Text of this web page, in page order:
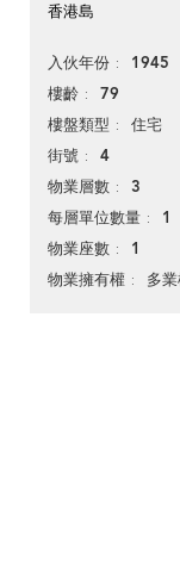
香港島
入伙年份 1945
樓齡 79
樓盤類型 住宅
街號 4
物業層數 3
每層單位數量 1
物業座數 1
物業擁有權 多